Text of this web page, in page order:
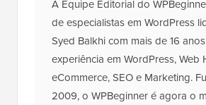
A Equipe Editorial do
de especialistas em WordPress
Syed Balkhi com mais de 16
experiência em WordPress, Web
eCommerce, SEO e Marketing.
2009, o WPBeginner é agora o